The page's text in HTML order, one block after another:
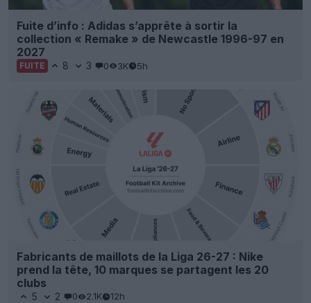
Fuite d’info : Adidas s’apprête à sortir la
collection « Remake » de Newcastle 1996-97 en
2027
FUITE 8 3 0 3K 5h
Fabricants de maillots de la Liga 26-27 : Nike
prend la tête, 10 marques se partagent les 20
clubs
5 2 0 2.1K 12h